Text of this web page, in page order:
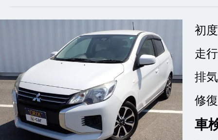
初
走
排
修
車